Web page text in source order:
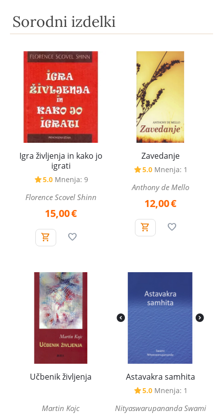
Sorodni izdelki
Igra življenja in kako jo
igrati
5.0 Mnenja: 9
Florence Scovel Shinn
15,00€
Zavedanje
5.0 Mnenja: 1
Anthony de Mello
12,00€
Učbenik življenja
Martin Kojc
Astavakra samhita
5.0 Mnenja: 1
Nityaswarupananda Swami